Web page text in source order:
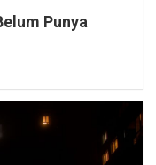
Punya